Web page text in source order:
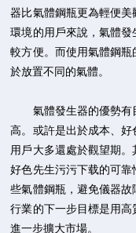
器比氣體鋼瓶更為輕便
環境的用戶來說，氣體
較方便。而使用氣體鋼
於放置不同的氣體。
氣體發生器的優勢有目
高。或許是出於成本、
用戶大多還處於觀望期
好色先生污污下载的可
些氣體鋼瓶，避免儀器
行業的下一步目標是用
進一步擴大市場。